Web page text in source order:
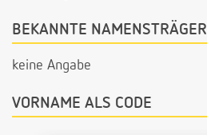
BEKANNTE NAMENSTRÄGER
keine Angabe
VORNAME ALS CODE